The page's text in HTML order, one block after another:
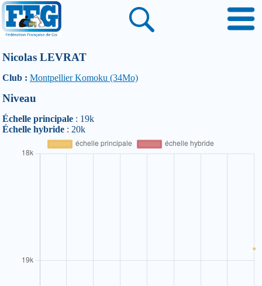
Nicolas LEVRAT
Club : Montpellier Komoku (34Mo)
Niveau
Échelle principale : 19k
Échelle hybride : 20k